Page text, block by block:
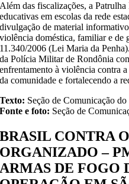
Além das fiscalizações, a
educativas em escolas da rede
divulgação de material
violência doméstica, familiar e de
11.340/2006 (Lei Maria da
da Polícia Militar de Rondônia
enfrentamento à violência contra
da comunidade e fortalecendo a
Texto: Seção de Comunicação
Fonte e foto: Seção de
BRASIL CONTRA
ORGANIZADO –
ARMAS DE FOGO